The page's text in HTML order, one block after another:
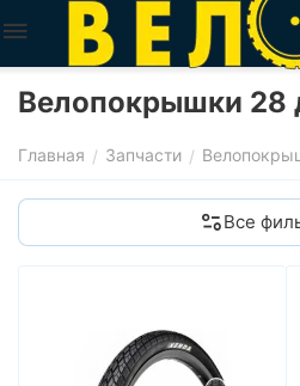
Велопокрышки 28
Главная / Запчасти /
Все